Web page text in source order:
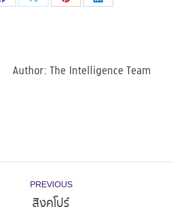
Share
Share
Share
Share
Author: The Intelligence Team
PREVIOUS
Previous
สิงคโปร์